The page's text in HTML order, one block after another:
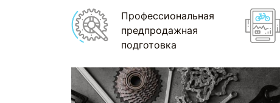
Профессиональная
предпродажная
подготовка